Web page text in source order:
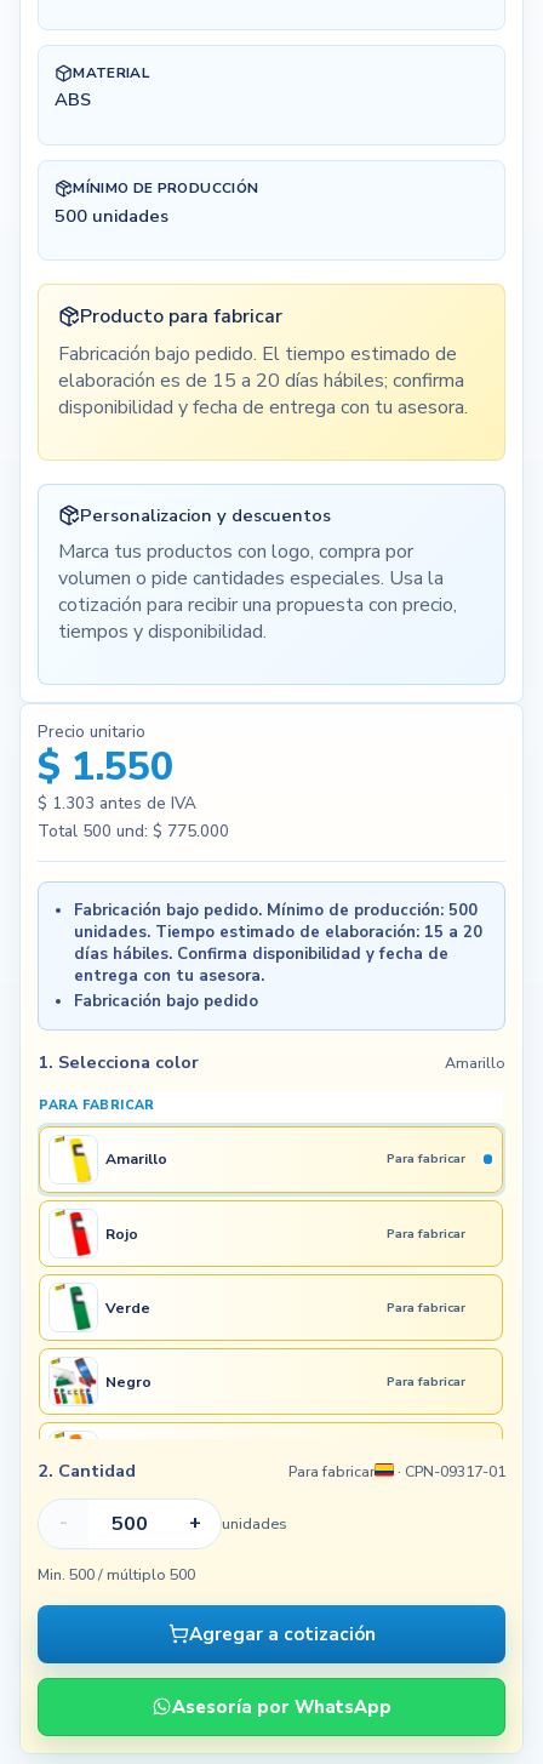
MATERIAL
ABS
MÍNIMO DE PRODUCCIÓN
500 unidades
Producto para fabricar
Fabricación bajo pedido. El tiempo estimado de
elaboración es de 15 a 20 días hábiles; confirma
disponibilidad y fecha de entrega con tu asesora.
Personalizacion y descuentos
Marca tus productos con logo, compra por
volumen o pide cantidades especiales. Usa la
cotización para recibir una propuesta con precio,
tiempos y disponibilidad.
Precio unitario
$ 1.550
$ 1.303 antes de IVA
Total 500 und: $ 775.000
Fabricación bajo pedido. Mínimo de producción: 500
unidades. Tiempo estimado de elaboración: 15 a 20
días hábiles. Confirma disponibilidad y fecha de
entrega con tu asesora.
Fabricación bajo pedido
1. Selecciona color Amarillo
PARA FABRICAR
Amarillo Para fabricar
Rojo Para fabricar
Verde Para fabricar
Negro Para fabricar
Azul
Blanco Para fabricar
2. Cantidad Para fabricar · CPN-09317-01
- + unidades
Min. 500 / múltiplo 500
Agregar a cotización
Asesoría por WhatsApp